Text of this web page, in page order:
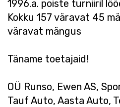
1996.a. poiste turniiril
Kokku 157 väravat 45
väravat mängus
Täname toetajaid!
OÜ Runso, Ewen AS,
Tauf Auto, Aasta Auto,